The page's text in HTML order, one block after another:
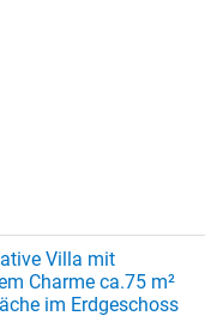
Villa mit
Charme ca.75 m²
im Erdgeschoss